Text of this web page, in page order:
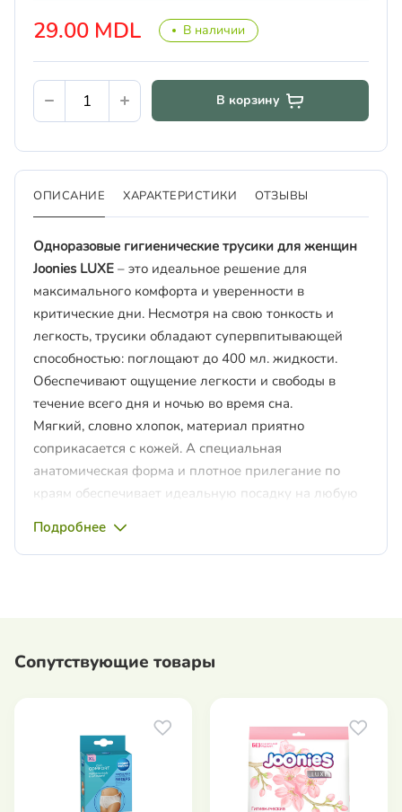
29.00 MDL В наличии
В корзину
ОПИСАНИЕ ХАРАКТЕРИСТИКИ ОТЗЫВЫ
Одноразовые гигиенические трусики для женщин
Joonies LUXE – это идеальное решение для
максимального комфорта и уверенности в
критические дни. Несмотря на свою тонкость и
легкость, трусики обладают супервпитывающей
способностью: поглощают до 400 мл. жидкости.
Обеспечивают ощущение легкости и свободы в
течение всего дня и ночью во время сна.
Мягкий, словно хлопок, материал приятно
соприкасается с кожей. А специальная
анатомическая форма и плотное прилегание по
краям обеспечивает идеальную посадку на любую
заметны под одеждой и не сковывают движения.
Эластичный мягкий поясок надежно фиксирует
Трусики созданы без использования хлора,
чувствительной кожи. Не вызывают раздражений,
опрелостей и аллергических реакций. Внешний и
внутренний слой трусиков оснащен специальными
микропорами, чтобы кожа могла «дышать».
Используйте трусики Joonies при обильных
Подробнее
Сопутствующие товары